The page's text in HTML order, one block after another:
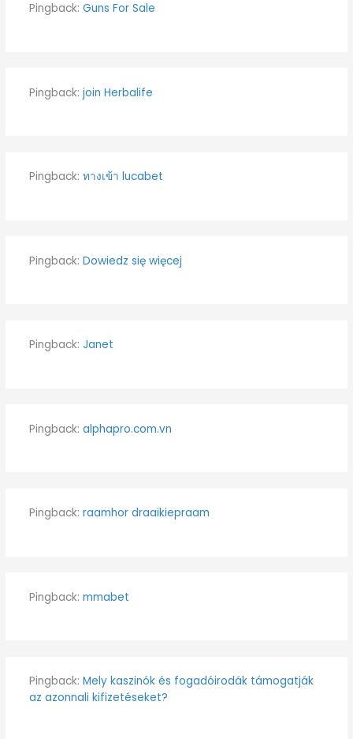
Pingback: Guns For Sale
Pingback: join Herbalife
Pingback: ทางเข้า lucabet
Pingback: Dowiedz się więcej
Pingback: Janet
Pingback: alphapro.com.vn
Pingback: raamhor draaikiepraam
Pingback: mmabet
Pingback: Mely kaszinók és fogadóirodák támogatják
az azonnali kifizetéseket?